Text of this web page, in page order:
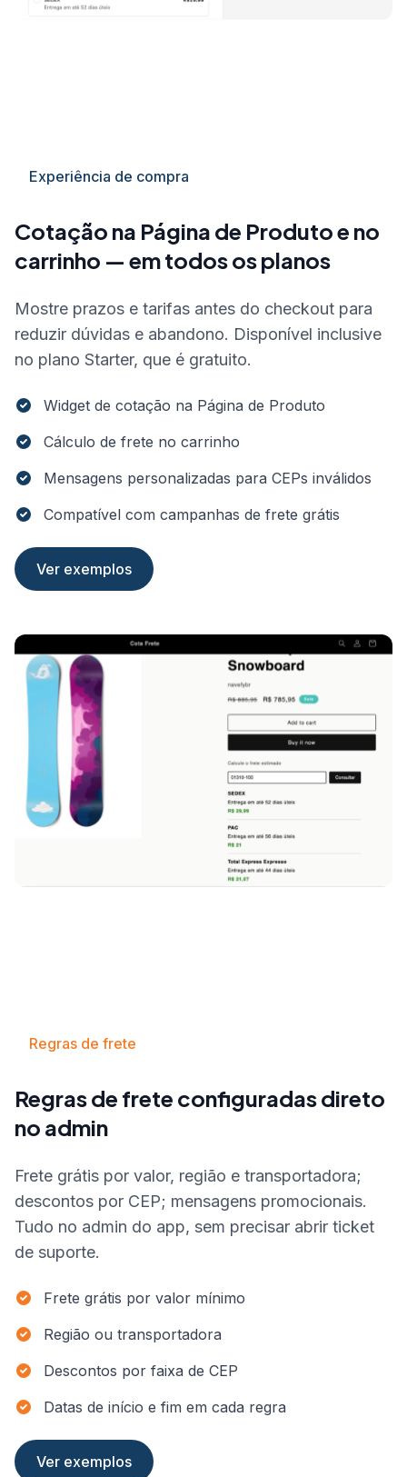
Experiência de compra
Cotação na Página de Produto e no
carrinho — em todos os planos
Mostre prazos e tarifas antes do checkout para
reduzir dúvidas e abandono. Disponível inclusive
no plano Starter, que é gratuito.
Widget de cotação na Página de Produto
Cálculo de frete no carrinho
Mensagens personalizadas para CEPs inválidos
Compatível com campanhas de frete grátis
Ver exemplos
Regras de frete
Regras de frete configuradas direto
no admin
Frete grátis por valor, região e transportadora;
descontos por CEP; mensagens promocionais.
Tudo no admin do app, sem precisar abrir ticket
de suporte.
Frete grátis por valor mínimo
Região ou transportadora
Descontos por faixa de CEP
Datas de início e fim em cada regra
Ver exemplos